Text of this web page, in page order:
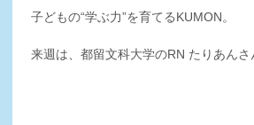
子どもの“学ぶ力”を育てるKUMON。
来週は、都留文科大学のRN たりあんさ